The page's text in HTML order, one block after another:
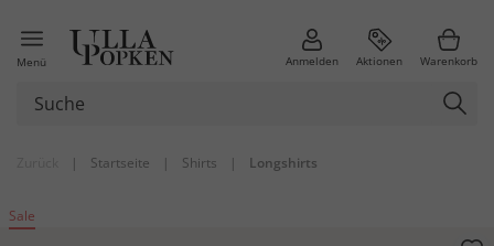
Menü Anmelden Aktionen Warenkorb
| Startseite | Shirts | Longshirts
Sale